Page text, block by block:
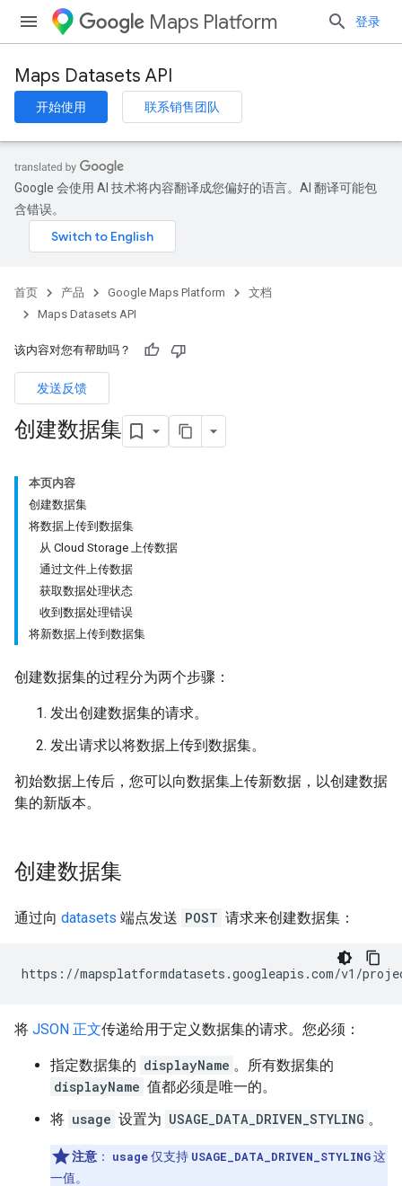
Maps Platform 登录
Maps Datasets API
开始使用 联系销售团队
Google 会使用 AI 技术将内容翻译成您偏好的语言。AI 翻译可能包
含错误。
首页 产品 Google Maps Platform
文档
Maps Datasets API
该内容对您有帮助吗？
发送反馈
创建数据集
本页内容
创建数据集
将数据上传到数据集
从 Cloud Storage 上传数据
通过文件上传数据
获取数据处理状态
收到数据处理错误
将新数据上传到数据集
创建数据集的过程分为两个步骤：
发出创建数据集的请求。
发出请求以将数据上传到数据集。
初始数据上传后，您可以向数据集上传新数据，以创建数据
集的新版本。
创建数据集
通过向 datasets 端点发送 POST 请求来创建数据集：
https://mapsplatformdatasets.googleapis.com/v1/
将 JSON 正文传递给用于定义数据集的请求。您必须：
指定数据集的 displayName 。所有数据集的
displayName 值都必须是唯一的。
将 usage 设置为 USAGE_DATA_DRIVEN_STYLING 。
注意 ： usage仅支持 USAGE_DATA_DRIVEN_STYLING这
一值。